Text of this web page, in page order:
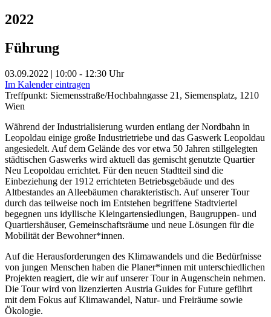
2022
Führung
03.09.2022 | 10:00 - 12:30 Uhr
Im Kalender eintragen
Treffpunkt: Siemensstraße/Hochbahngasse 21, Siemensplatz, 1210
Wien
Während der Industrialisierung wurden entlang der Nordbahn in
Leopoldau einige große Industrietriebe und das Gaswerk Leopoldau
angesiedelt. Auf dem Gelände des vor etwa 50 Jahren stillgelegten
städtischen Gaswerks wird aktuell das gemischt genutzte Quartier
Neu Leopoldau errichtet. Für den neuen Stadtteil sind die
Einbeziehung der 1912 errichteten Betriebsgebäude und des
Altbestandes an Alleebäumen charakteristisch. Auf unserer Tour
durch das teilweise noch im Entstehen begriffene Stadtviertel
begegnen uns idyllische Kleingartensiedlungen, Baugruppen- und
Quartiershäuser, Gemeinschaftsräume und neue Lösungen für die
Mobilität der Bewohner*innen.
Auf die Herausforderungen des Klimawandels und die Bedürfnisse
von jungen Menschen haben die Planer*innen mit unterschiedlichen
Projekten reagiert, die wir auf unserer Tour in Augenschein nehmen.
Die Tour wird von lizenzierten Austria Guides for Future geführt
mit dem Fokus auf Klimawandel, Natur- und Freiräume sowie
Ökologie.